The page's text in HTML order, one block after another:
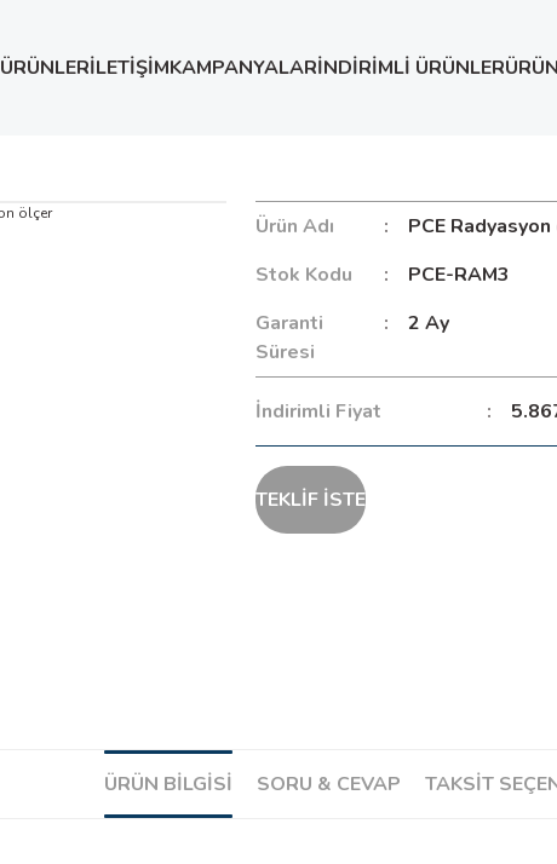
ÜRÜNLERİLETİŞİMKAMPANYALARİNDİRİMLİ ÜRÜNLER
Ürün Adı
PCE
Stok Kodu
PCE-RAM3
Garanti
Süresi
2 Ay
İndirimli Fiyat
TEKLİF İSTE
ÜRÜN BILGISI SORU & CEVAP TAKSIT